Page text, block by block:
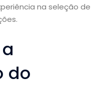
na seleção de
do